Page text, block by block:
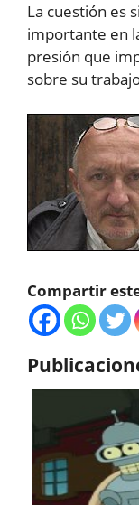
La cuestión es
importante en
presión que
sobre su
Compartir